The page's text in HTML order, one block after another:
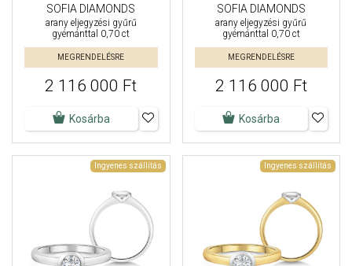
SOFIA DIAMONDS
arany eljegyzési gyűrű
gyémánttal 0,70 ct
MEGRENDELÉSRE
2 116 000 Ft
Kosárba
SOFIA DIAMONDS
arany eljegyzési gyűrű
gyémánttal 0,70 ct
MEGRENDELÉSRE
2 116 000 Ft
Kosárba
Ingyenes szállítás Ingyenes szállítás